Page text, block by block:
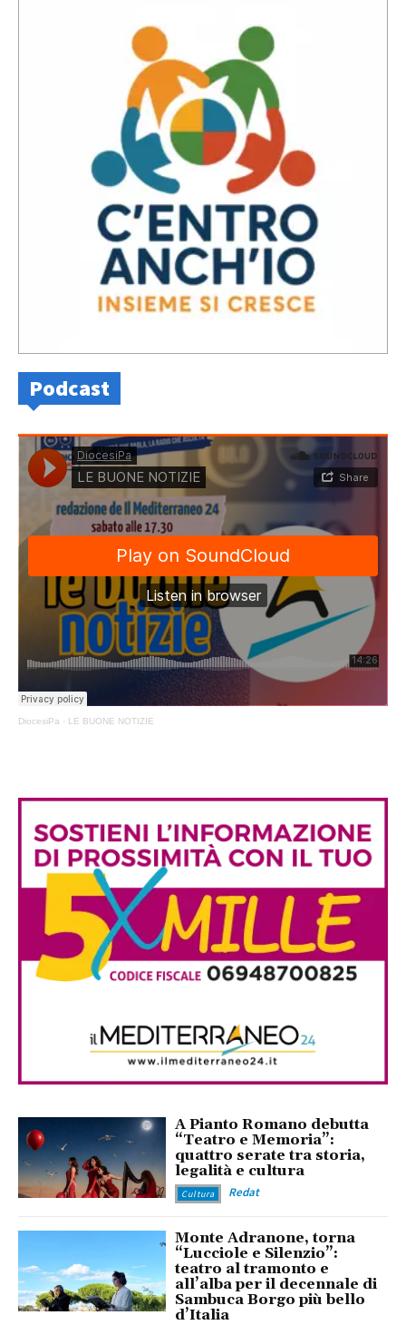
Podcast
DiocesiPa · LE BUONE NOTIZIE
A Pianto Romano debutta
“Teatro e Memoria”:
quattro serate tra storia,
legalità e cultura
Cultura Redat
Monte Adranone, torna
“Lucciole e Silenzio”:
teatro al tramonto e
all’alba per il decennale di
Sambuca Borgo più bello
d’Italia